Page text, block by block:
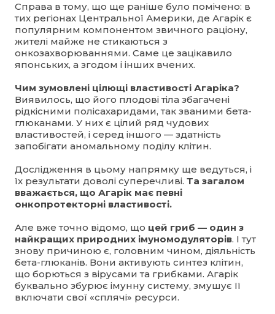
Справа в тому, що ще раніше було помічено: в
тих регіонах Центральної Америки, де Агарік є
популярним компонентом звичного раціону,
жителі майже не стикаються з
онкозахворюваннями. Саме це зацікавило
японських, а згодом і інших вчених.
Чим зумовлені цілющі властивості Агаріка?
Виявилось, що його плодові тіла збагачені
рідкісними полісахаридами, так званими бета-
глюканами. У них є цілий ряд чудових
властивостей, і серед іншого — здатність
запобігати аномальному поділу клітин.
Дослідження в цьому напрямку ще ведуться, і
їх результати доволі суперечливі. Та загалом
вважається, що Агарік має певні
онкопротекторні властивості.
Але вже точно відомо, що цей гриб — один з
найкращих природних імуномодуляторів. І тут
знову причиною є, головним чином, діяльність
бета-глюканів. Вони активують синтез клітин,
що борються з вірусами та грибками. Агарік
буквально збурює імунну систему, змушує її
включати свої «сплячі» ресурси.